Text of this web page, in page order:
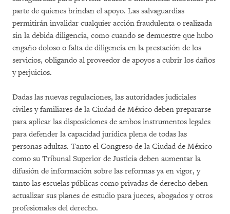
parte de quienes brindan el apoyo. Las salvaguardias
permitirán invalidar cualquier acción fraudulenta o realizada
sin la debida diligencia, como cuando se demuestre que hubo
engaño doloso o falta de diligencia en la prestación de los
servicios, obligando al proveedor de apoyos a cubrir los daños
y perjuicios.
Dadas las nuevas regulaciones, las autoridades judiciales
civiles y familiares de la Ciudad de México deben prepararse
para aplicar las disposiciones de ambos instrumentos legales
para defender la capacidad jurídica plena de todas las
personas adultas. Tanto el Congreso de la Ciudad de México
como su Tribunal Superior de Justicia deben aumentar la
difusión de información sobre las reformas ya en vigor, y
tanto las escuelas públicas como privadas de derecho deben
actualizar sus planes de estudio para jueces, abogados y otros
profesionales del derecho.